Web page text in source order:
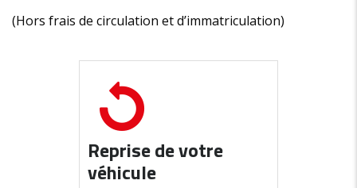
(Hors frais de circulation et d’immatriculation)
Reprise de votre
véhicule